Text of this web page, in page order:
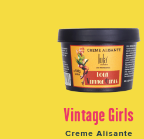
Vintage Girls
Creme Alisante